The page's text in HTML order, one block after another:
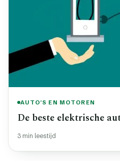
AUTO'S EN MOTOREN
De beste elektrische
3 min leestijd